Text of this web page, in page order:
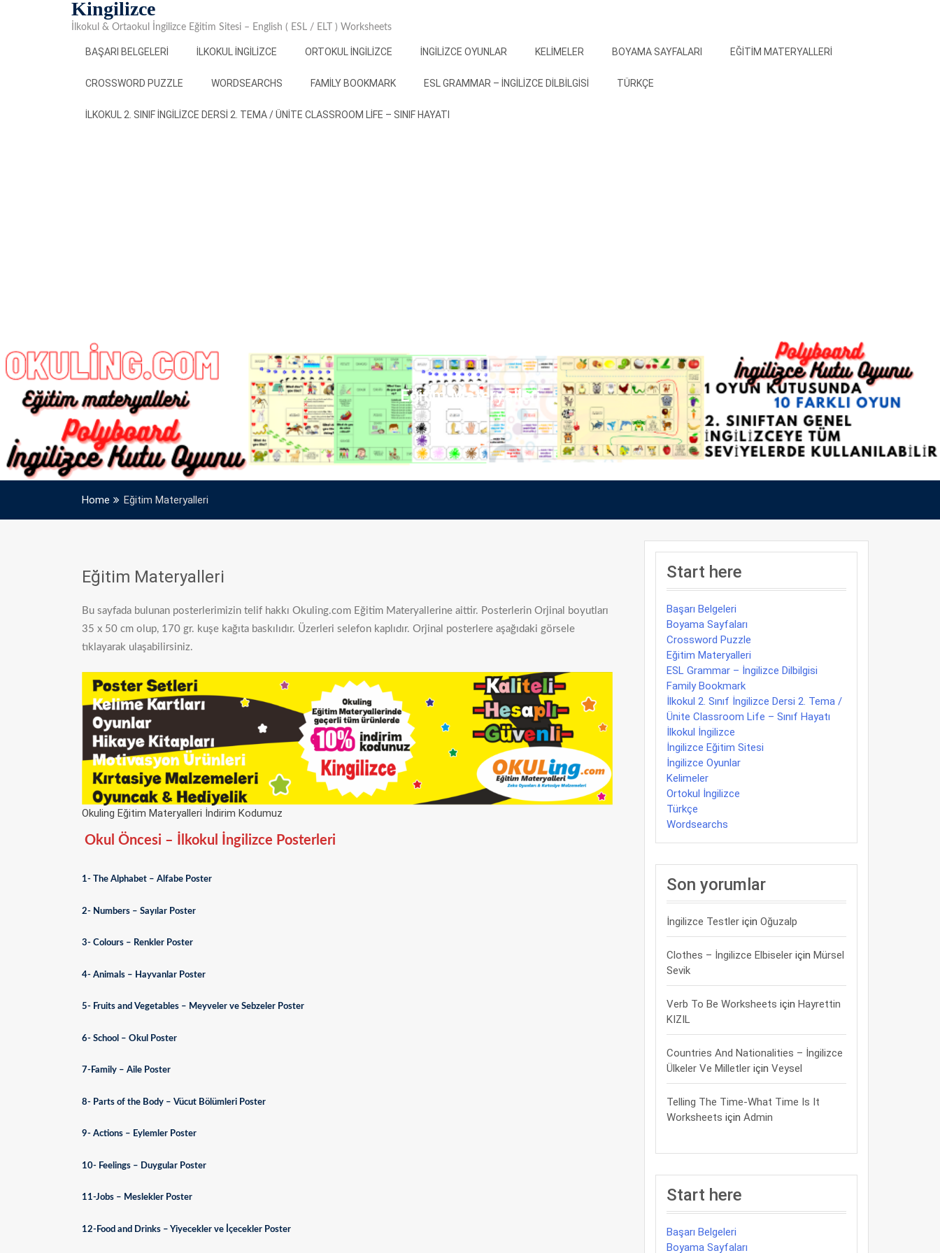
Kingilizce
İlkokul & Ortaokul İngilizce Eğitim Sitesi – English ( ESL / ELT ) Worksheets
BAŞARI BELGELERI İLKOKUL İNGILIZCE ORTOKUL İNGILIZCE İNGILIZCE OYUNLAR KELIMELER BOYAMA SAYFALARI EĞITIM MATERYALLERI
CROSSWORD PUZZLE WORDSEARCHS FAMILY BOOKMARK ESL GRAMMAR – İNGILIZCE DILBILGISI TÜRKÇE
İLKOKUL 2. SINIF İNGILIZCE DERSI 2. TEMA / ÜNITE CLASSROOM LIFE – SINIF HAYATI
Eğitim Materyalleri
Home Eğitim Materyalleri
Eğitim Materyalleri
Bu sayfada bulunan posterlerimizin telif hakkı Okuling.com Eğitim Materyallerine aittir. Posterlerin Orjinal boyutları
35 x 50 cm olup, 170 gr. kuşe kağıta baskılıdır. Üzerleri selefon kaplıdır. Orjinal posterlere aşağıdaki görsele
tıklayarak ulaşabilirsiniz.
Okuling Eğitim Materyalleri İndirim Kodumuz
Okul Öncesi – İlkokul İngilizce Posterleri
1- The Alphabet – Alfabe Poster
2- Numbers – Sayılar Poster
3- Colours – Renkler Poster
4- Animals – Hayvanlar Poster
5- Fruits and Vegetables – Meyveler ve Sebzeler Poster
6- School – Okul Poster
7-Family – Aile Poster
8- Parts of the Body – Vücut Bölümleri Poster
9- Actions – Eylemler Poster
10- Feelings – Duygular Poster
11-Jobs – Meslekler Poster
12-Food and Drinks – Yiyecekler ve İçecekler Poster
Start here
Başarı Belgeleri
Boyama Sayfaları
Crossword Puzzle
Eğitim Materyalleri
ESL Grammar – İngilizce Dilbilgisi
Family Bookmark
İlkokul 2. Sınıf İngilizce Dersi 2. Tema /
Ünite Classroom Life – Sınıf Hayatı
İlkokul İngilizce
İngilizce Eğitim Sitesi
İngilizce Oyunlar
Kelimeler
Ortokul İngilizce
Türkçe
Wordsearchs
Son yorumlar
İngilizce Testler için Oğuzalp
Clothes – İngilizce Elbiseler için Mürsel
Sevik
Verb To Be Worksheets için Hayrettin
KIZIL
Countries And Nationalities – İngilizce
Ülkeler Ve Milletler için Veysel
Telling The Time-What Time Is It
Worksheets için Admin
Start here
Başarı Belgeleri
Boyama Sayfaları